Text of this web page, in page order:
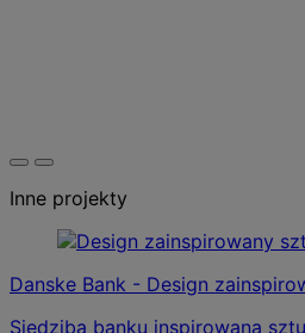
Inne projekty
Danske Bank - Design
Siedziba banku inspirowana